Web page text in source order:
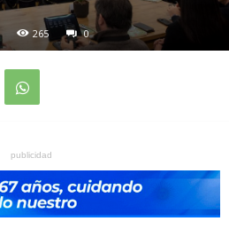
265 0
publicidad